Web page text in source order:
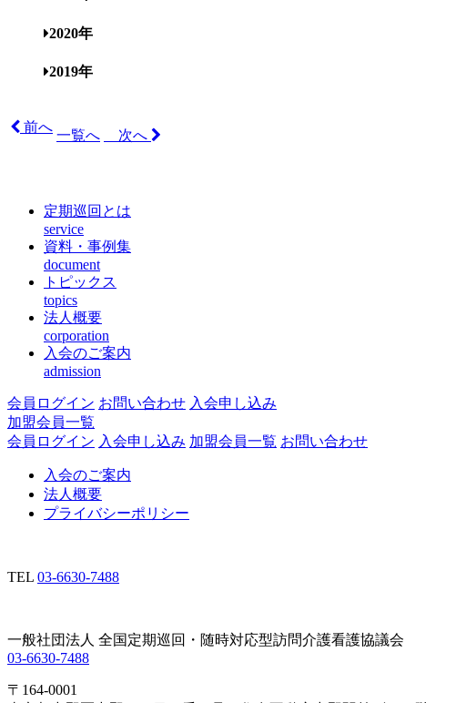
2020年
2019年
前へ
一覧へ 次へ
定期巡回とは
service
資料・事例集
document
トピックス
topics
法人概要
corporation
入会のご案内
admission
会員ログイン お問い合わせ 入会申し込み
加盟会員一覧
会員ログイン 入会申し込み 加盟会員一覧 お問い合わせ
入会のご案内
法人概要
プライバシーポリシー
TEL 03-6630-7488
一般社団法人 全国定期巡回・随時対応型訪問介護看護協議会
03-6630-7488
〒164-0001